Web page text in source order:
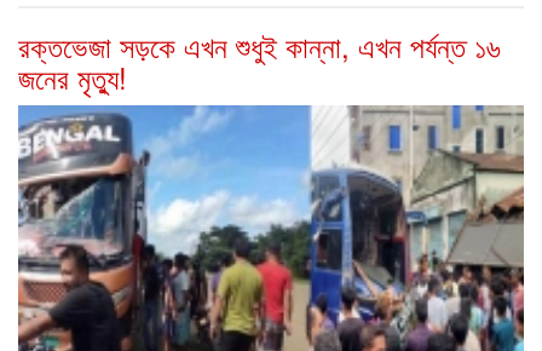
রক্তভেজা সড়কে এখন শুধুই কান্না, এখন পর্যন্ত ১৬
জনের মৃত্যু!